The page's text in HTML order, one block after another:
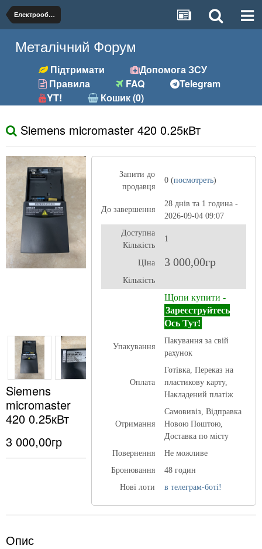
Електрообладнання
Металічний Форум
Підтримати
Допомога ЗСУ
Правила
FAQ
Telegram
YT!
Кошик (0)
Siemens micromaster 420 0.25кВт
Siemens
micromaster
420 0.25кВт
3 000,00гр
Запити до
продавця
0 (посмотреть)
До завершення
28 днів та 1 година -
2026-09-04 09:07
Доступна
Кількість
1
ЦІна 3 000,00гр
Кількість
Щопи купити -
Зареєструйтесь
Ось Тут!
Упакування
Пакування за свій
рахунок
Оплата
Готівка, Переказ на
пластикову карту,
Накладений платіж
Отримання
Самовивіз, Відправка
Новою Поштою,
Доставка по місту
Повернення
Не можливе
Бронювання
48 годин
Нові лоти
в телеграм-боті!
Опис